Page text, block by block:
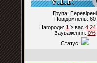
Група: Перевірені
Повідомлень: 60
Нагороди: 1 У вас 4.24
Зауваження: 0%
Статус: